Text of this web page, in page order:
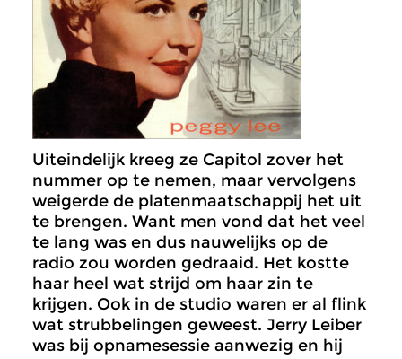
Uiteindelijk kreeg ze Capitol zover het
nummer op te nemen, maar vervolgens
weigerde de platenmaatschappij het uit
te brengen. Want men vond dat het veel
te lang was en dus nauwelijks op de
radio zou worden gedraaid. Het kostte
haar heel wat strijd om haar zin te
krijgen. Ook in de studio waren er al flink
wat strubbelingen geweest. Jerry Leiber
was bij opnamesessie aanwezig en hij